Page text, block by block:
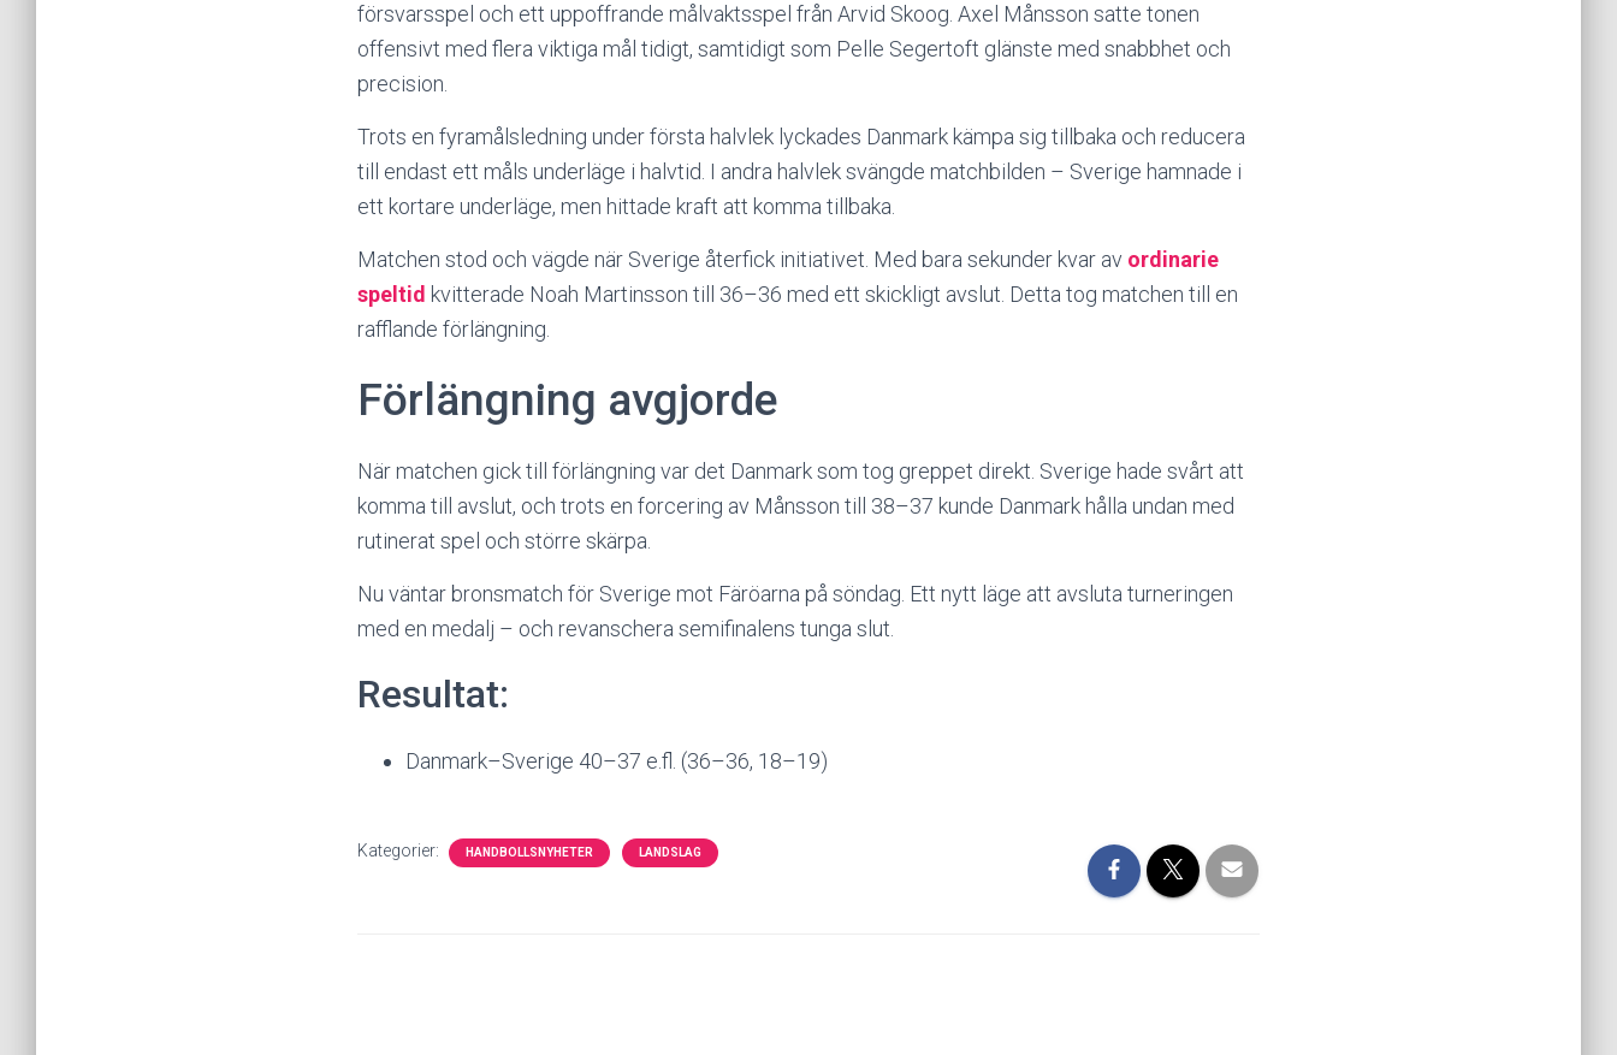
försvarsspel och ett uppoffrande målvaktsspel från Arvid Skoog. Axel Månsson satte tonen
offensivt med flera viktiga mål tidigt, samtidigt som Pelle Segertoft glänste med snabbhet och
precision.
Trots en fyramålsledning under första halvlek lyckades Danmark kämpa sig tillbaka och reducera
till endast ett måls underläge i halvtid. I andra halvlek svängde matchbilden – Sverige hamnade i
ett kortare underläge, men hittade kraft att komma tillbaka.
Matchen stod och vägde när Sverige återfick initiativet. Med bara sekunder kvar av ordinarie
speltid kvitterade Noah Martinsson till 36–36 med ett skickligt avslut. Detta tog matchen till en
rafflande förlängning.
Förlängning avgjorde
När matchen gick till förlängning var det Danmark som tog greppet direkt. Sverige hade svårt att
komma till avslut, och trots en forcering av Månsson till 38–37 kunde Danmark hålla undan med
rutinerat spel och större skärpa.
Nu väntar bronsmatch för Sverige mot Färöarna på söndag. Ett nytt läge att avsluta turneringen
med en medalj – och revanschera semifinalens tunga slut.
Resultat:
Danmark–Sverige 40–37 e.fl. (36–36, 18–19)
Kategorier: HANDBOLLSNYHETER LANDSLAG